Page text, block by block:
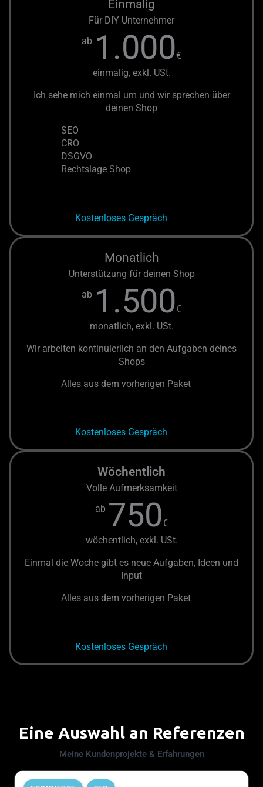
Einmalig
Für DIY Unternehmer
ab 1.000€
einmalig, exkl. USt.
Ich sehe mich einmal um und wir sprechen über
deinen Shop
SEO
CRO
DSGVO
Rechtslage Shop
Kostenloses Gespräch
Monatlich
Unterstützung für deinen Shop
ab 1.500€
monatlich, exkl. USt.
Wir arbeiten kontinuierlich an den Aufgaben deines
Shops
Alles aus dem vorherigen Paket
Kostenloses Gespräch
Wöchentlich
Volle Aufmerksamkeit
ab 750€
wöchentlich, exkl. USt.
Einmal die Woche gibt es neue Aufgaben, Ideen und
Input
Alles aus dem vorherigen Paket
Kostenloses Gespräch
Eine Auswahl an Referenzen
Meine Kundenprojekte & Erfahrungen